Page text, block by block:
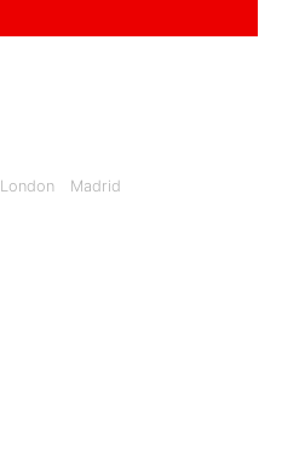
London Madrid